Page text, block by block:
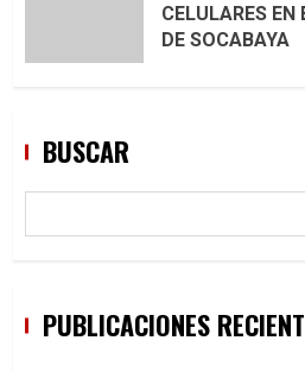
CELULARES EN
DE SOCABAYA
BUSCAR
PUBLICACIONES